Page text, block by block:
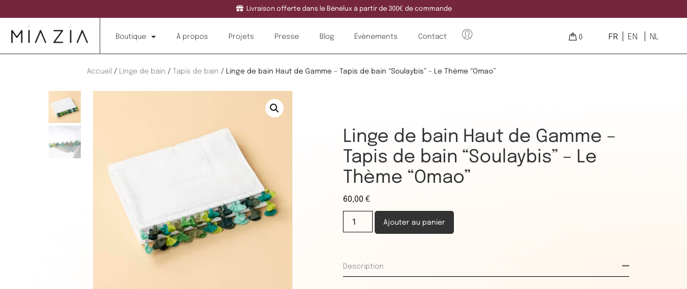
Livraison offerte dans le Bénélux à partir de 300€ de commande
Boutique À propos Projets Presse Blog Évènements Contact 0 FR EN NL
Accueil / Linge de bain / Tapis de bain / Linge de bain Haut de Gamme – Tapis de bain “Soulaybis” – Le Thème “Omao”
Linge de bain Haut de Gamme –
Tapis de bain “Soulaybis” – Le
Thème “Omao”
60,00€
Ajouter au panier
Description